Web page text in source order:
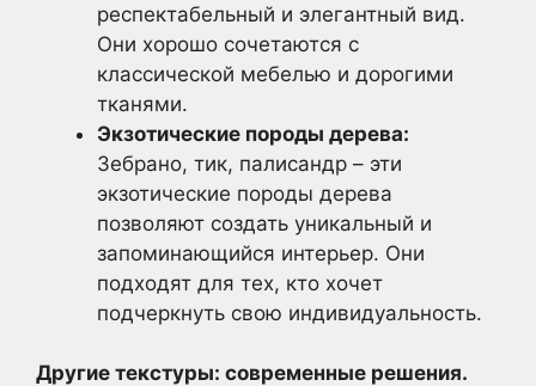
респектабельный и элегантный вид.
Они хорошо сочетаются с
классической мебелью и дорогими
тканями.
Экзотические породы дерева:
Зебрано, тик, палисандр – эти
экзотические породы дерева
позволяют создать уникальный и
запоминающийся интерьер. Они
подходят для тех, кто хочет
подчеркнуть свою индивидуальность.
Другие текстуры: современные решения.